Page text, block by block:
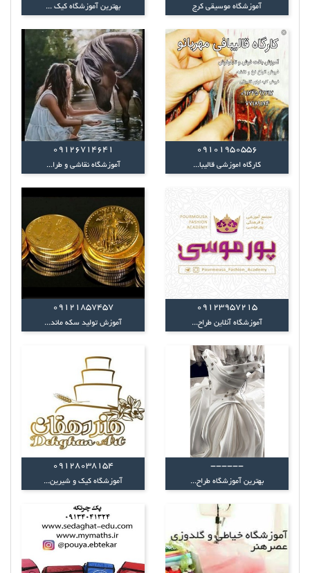
آموزشگاه موسیقی کرج بهترین آموزشگاه کیک ...
09101950556
کارگاه اموزشی قالیبا...
09126714641
آموزشگاه نقاشی و طرا...
09123957215
آموزشگاه آنلاین طراح...
09121857457
آموزش تولید سکه ماند...
------
بهترین آموزشگاه طراح...
09128038154
آموزشگاه کیک و شیرین...